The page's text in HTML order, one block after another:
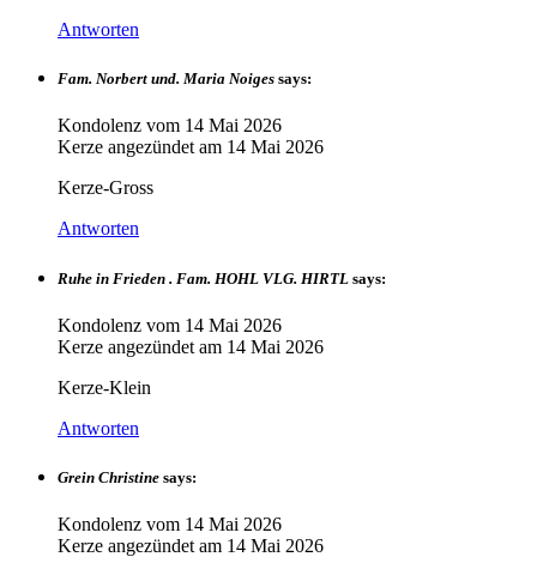
Antworten
Fam. Norbert und. Maria Noiges says:
Kondolenz vom 14 Mai 2026
Kerze angezündet am 14 Mai 2026
Kerze-Gross
Antworten
Ruhe in Frieden . Fam. HOHL VLG. HIRTL says:
Kondolenz vom 14 Mai 2026
Kerze angezündet am 14 Mai 2026
Kerze-Klein
Antworten
Grein Christine says:
Kondolenz vom 14 Mai 2026
Kerze angezündet am 14 Mai 2026